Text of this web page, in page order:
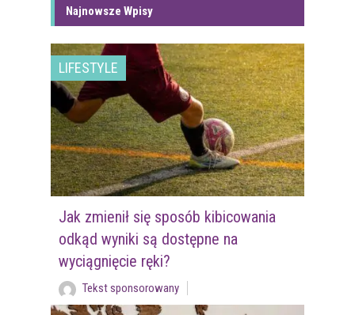
Najnowsze Wpisy
LIFESTYLE
Jak zmienił się sposób kibicowania
odkąd wyniki są dostępne na
wyciągnięcie ręki?
Tekst sponsorowany